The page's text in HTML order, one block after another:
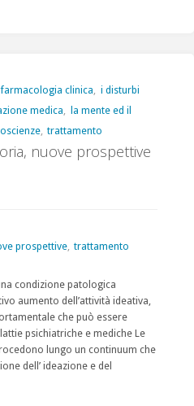
farmacologia clinica
i disturbi
medica
la mente ed il
, trattamento
nuove prospettive
prospettive, trattamento
condizione patologica
aumento dell’attività ideativa,
che può essere
psichiatriche e mediche Le
lungo un continuum che
dell’ ideazione e del